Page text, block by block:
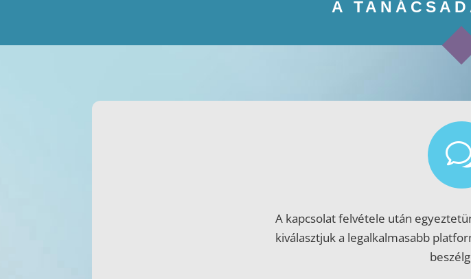
A
A kapcsolat felvétele után
kiválasztjuk a legalkalmasabb